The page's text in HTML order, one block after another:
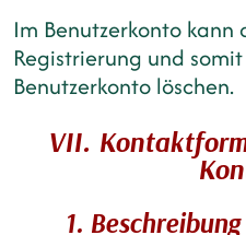
Im Benutzerkonto kann
Registrierung und
Benutzerkonto löschen.
VII.
1.